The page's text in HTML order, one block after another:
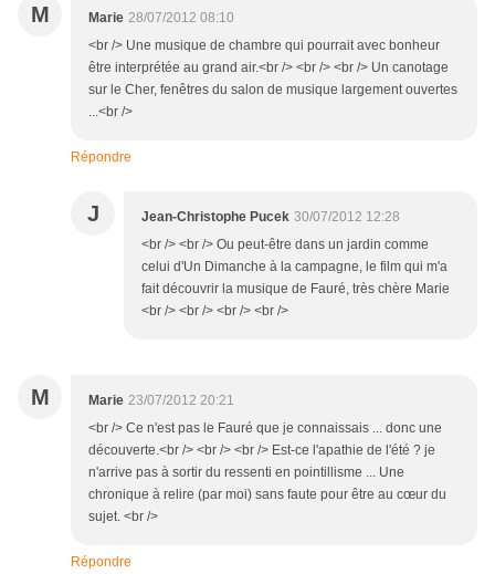
M Marie 28/07/2012 08:10
<br /> Une musique de chambre qui pourrait avec bonheur
être interprétée au grand air.<br /> <br /> <br /> Un canotage
sur le Cher, fenêtres du salon de musique largement ouvertes
...<br />
Répondre
J Jean-Christophe Pucek 30/07/2012 12:28
<br /> <br /> Ou peut-être dans un jardin comme
celui d'Un Dimanche à la campagne, le film qui m'a
fait découvrir la musique de Fauré, très chère Marie
<br /> <br /> <br /> <br />
M Marie 23/07/2012 20:21
<br /> Ce n'est pas le Fauré que je connaissais ... donc une
découverte.<br /> <br /> <br /> Est-ce l'apathie de l'été ? je
n'arrive pas à sortir du ressenti en pointillisme ... Une
chronique à relire (par moi) sans faute pour être au cœur du
sujet. <br />
Répondre